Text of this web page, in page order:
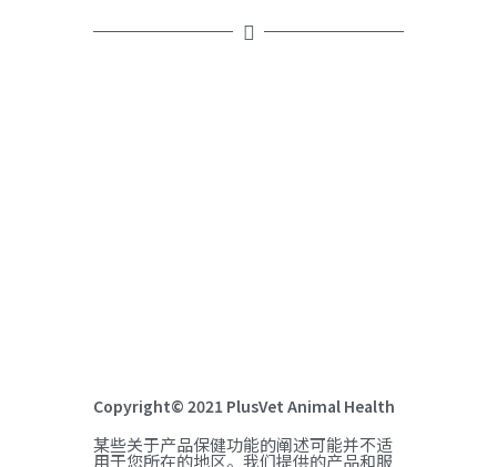
Copyright© 2021 PlusVet Animal Health
某些关于产品保健功能的阐述可能并不适
用于您所在的地区。我们提供的产品和服